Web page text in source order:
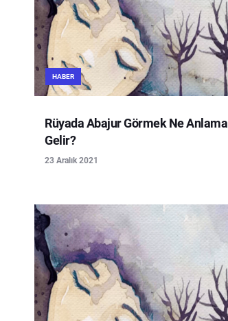
HABER
Rüyada Abajur Görmek Ne Anlama
Gelir?
23 Aralık 2021